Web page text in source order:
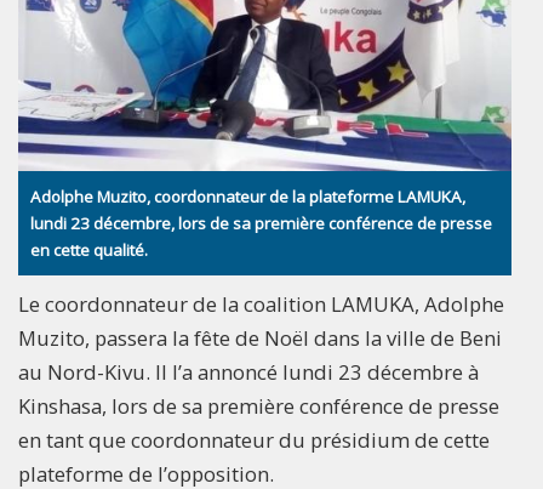
Adolphe Muzito, coordonnateur de la plateforme LAMUKA,
lundi 23 décembre, lors de sa première conférence de presse
en cette qualité.
Le coordonnateur de la coalition LAMUKA, Adolphe
Muzito, passera la fête de Noël dans la ville de Beni
au Nord-Kivu. Il l’a annoncé lundi 23 décembre à
Kinshasa, lors de sa première conférence de presse
en tant que coordonnateur du présidium de cette
plateforme de l’opposition.